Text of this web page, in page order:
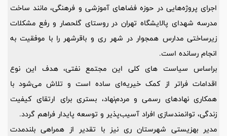
اجرای پروژه‌هایی در حوزه فضاهای آموزشی و فرهنگی، مانند ساخت
مدرسه شهدای پالایشگاه تهران در روستای گلحصار و رفع مشکلات
زیرساختی مدارس همجوار در شهر ری و باقرشهر را با موفقیت به
انجام رسانده است.
براساس سیاست های کلی این مجتمع نفتی، هدف این نوع
اقدامات فراتر از کمک خیریه‌ای ساده است و تلاش می‌شود با
همکاری نهادهای رسمی و مردم‌نهاد، بستری برای ارتقای کیفیت
زندگی، توانمندسازی افراد آسیب‌پذیر و توسعه پایدار فراهم گردد.
مدیر بهزیستی شهرستان ری نیز با تقدیر از همراهی بلندمدت